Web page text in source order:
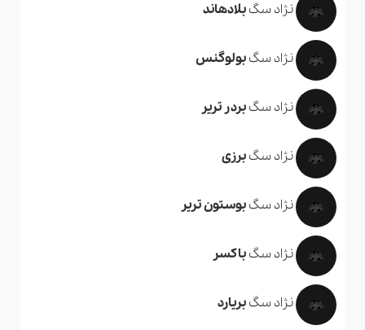
نژاد سگبلادهاند
نژاد سگبولوگنس
نژاد سگبردر تریر
نژاد سگبرزی
نژاد سگبوستون تریر
نژاد سگباکسر
نژاد سگبریارد